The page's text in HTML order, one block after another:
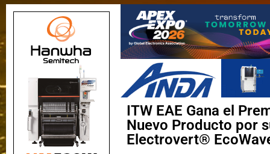
ITW EAE Gana el
Nuevo Producto por
Electrovert®